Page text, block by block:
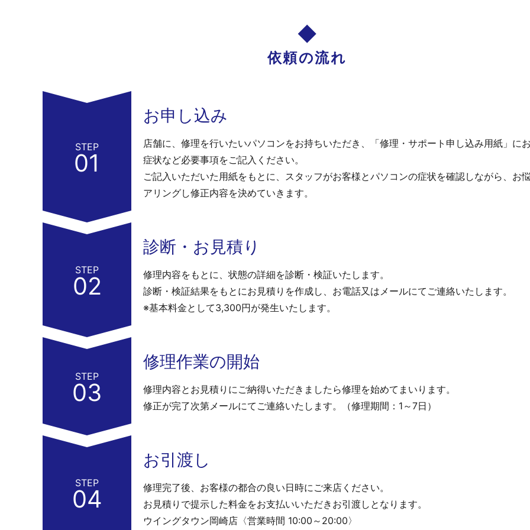
依頼の流れ
STEP
01
お申し込み
店舗に、修理を行いたいパソコンをお持ちいただき、「修理・サポート申し込み用紙」に
症状など必要事項をご記入ください。
ご記入いただいた用紙をもとに、スタッフがお客様とパソコンの症状を確認しながら、お
アリングし修正内容を決めていきます。
STEP
02
診断・お見積り
修理内容をもとに、状態の詳細を診断・検証いたします。
診断・検証結果をもとにお見積りを作成し、お電話又はメールにてご連絡いたします。
※基本料金として3,300円が発生いたします。
STEP
03
修理作業の開始
修理内容とお見積りにご納得いただきましたら修理を始めてまいります。
修正が完了次第メールにてご連絡いたします。（修理期間：1～7日）
STEP
04
お引渡し
修理完了後、お客様の都合の良い日時にご来店ください。
お見積りで提示した料金をお支払いいただきお引渡しとなります。
ウイングタウン岡崎店〈営業時間 10:00～20:00〉